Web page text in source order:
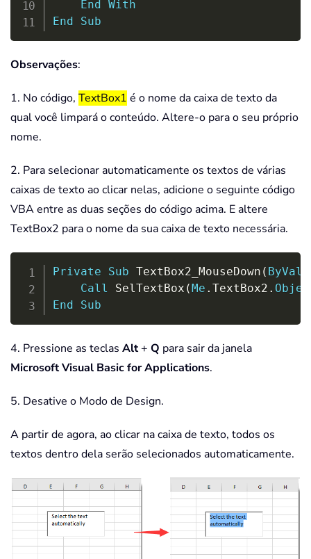
End
With
End
Sub
Observações:
1. No código, TextBox1 é o nome da caixa de texto da
qual você limpará o conteúdo. Altere-o para o seu próprio
nome.
2. Para selecionar automaticamente os textos de várias
caixas de texto ao clicar nelas, adicione o seguinte código
VBA entre as duas seções do código acima. E altere
TextBox2 para o nome da sua caixa de texto necessária.
Private Sub TextBox2_MouseDown ( ByVal
Call
SelTextBox (Me . TextBox2 .
End
Sub
Copy
4. Pressione as teclas Alt+ Q para sair da janela
Microsoft Visual Basic for Applications.
5. Desative o Modo de Design.
A partir de agora, ao clicar na caixa de texto, todos os
textos dentro dela serão selecionados automaticamente.